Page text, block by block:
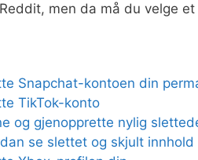
men da må du velge
Snapchat-kontoen din
TikTok-konto
og gjenopprette nylig
se slettet og skjult innhold